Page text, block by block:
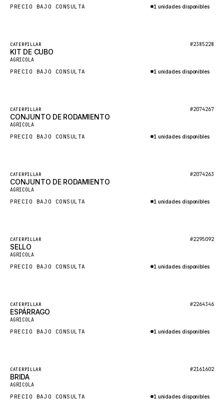
SDLG
CARMIX
HYSTER
NACCO
MOXY
MAFI
CLAAS
ATLAS COPCO
HYCO
HOOD
PRECIO BAJO CONSULTA 1 unidades disponibles
Destacado
Nuevo
CATERPILLAR #2385228
KIT DE CUBO
AGRICOLA
PRECIO BAJO CONSULTA 1 unidades disponibles
Destacado
Nuevo
CATERPILLAR #2074267
CONJUNTO DE RODAMIENTO
AGRICOLA
PRECIO BAJO CONSULTA 1 unidades disponibles
Destacado
Nuevo
CATERPILLAR #2074263
CONJUNTO DE RODAMIENTO
AGRICOLA
PRECIO BAJO CONSULTA 1 unidades disponibles
Destacado
Nuevo
CATERPILLAR #2295092
SELLO
AGRICOLA
PRECIO BAJO CONSULTA 1 unidades disponibles
Destacado
Nuevo
CATERPILLAR #2264346
ESPÁRRAGO
AGRICOLA
PRECIO BAJO CONSULTA 1 unidades disponibles
Destacado
Nuevo
CATERPILLAR #2161602
BRIDA
AGRICOLA
PRECIO BAJO CONSULTA 1 unidades disponibles